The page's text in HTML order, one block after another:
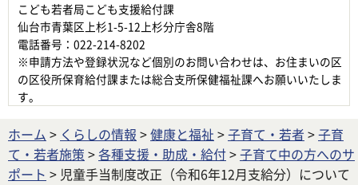
こども若者局こども支援給付課
仙台市青葉区上杉1-5-12上杉分庁舎8階
電話番号：022-214-8202
※申請方法や登録状況など個別のお問い合わせは、お住まいの区
の区役所保育給付課または総合支所保健福祉課へお願いいたしま
す。
ホーム > くらしの情報 >健康と福祉 >子育て・若者 >子育
て・若者施策 >各種支援・助成・給付>子育て中の方へのサ
ポート > 児童手当制度改正（令和6年12月支給分）について